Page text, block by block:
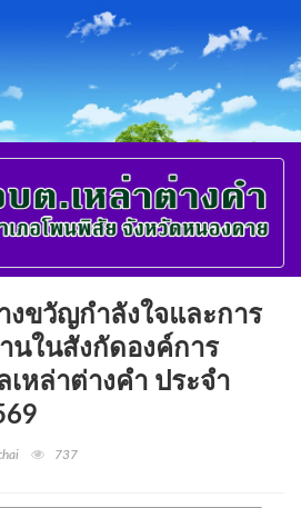
งขวัญกำลังใจและการ
นในสังกัดองค์การ
หล่าต่างคำ ประจำ
737